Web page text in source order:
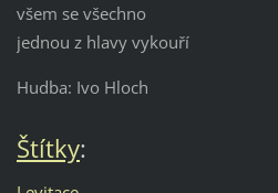
všem se všechno
jednou z hlavy vykouří
Hudba: Ivo Hloch
Štítky: